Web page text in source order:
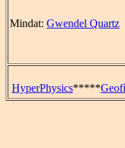
Mindat: Gwendel Quartz
HyperPhysics*****